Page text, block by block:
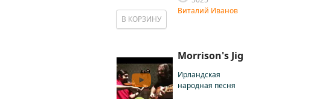
В КОРЗИНУ
Виталий Иванов
Morrison's Jig
Ирландская
народная песня